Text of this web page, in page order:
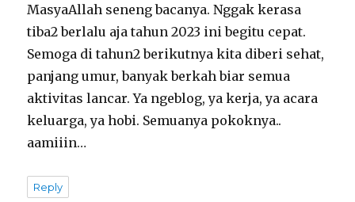
MasyaAllah seneng bacanya. Nggak kerasa
tiba2 berlalu aja tahun 2023 ini begitu cepat.
Semoga di tahun2 berikutnya kita diberi sehat,
panjang umur, banyak berkah biar semua
aktivitas lancar. Ya ngeblog, ya kerja, ya acara
keluarga, ya hobi. Semuanya pokoknya..
aamiiin…
Reply